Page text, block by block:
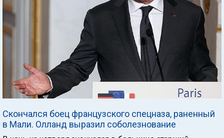
Скончался боец французского спецназа, раненный
в Мали. Олланд выразил соболезнование